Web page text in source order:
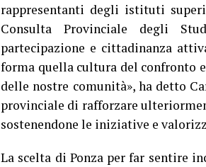
rappresentanti degli istituti
Consulta Provinciale degli
partecipazione e cittadinanza
forma quella cultura del confronto
delle nostre comunità», ha detto
provinciale di rafforzare
sostenendone le iniziative e
La scelta di Ponza per far sentire